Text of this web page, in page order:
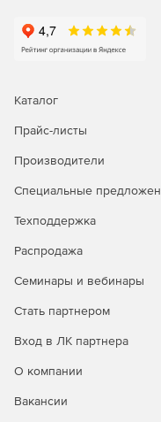
Web-интерфейс
фильтрацию
дистрибутивов
Поддержка 64-
Каталог
Прайс-листы
Производители
Специальные
Техподдержка
Распродажа
Семинары и вебинары
Стать партнером
Вход в ЛК партнера
О компании
Вакансии